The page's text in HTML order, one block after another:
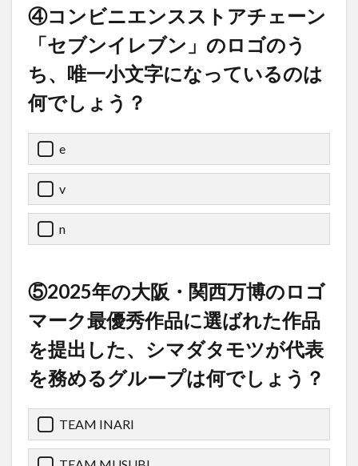
④コンビニエンスストアチェーン
「セブンイレブン」のロゴのう
ち、唯一小文字になっているのは
何でしょう？
e
v
n
⑤2025年の大阪・関西万博のロゴ
マーク最優秀作品に選ばれた作品
を提出した、シマダタモツが代表
を務めるグループは何でしょう？
TEAM INARI